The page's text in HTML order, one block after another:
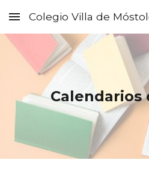
Skip to main content
Colegio Villa de
Calendarios